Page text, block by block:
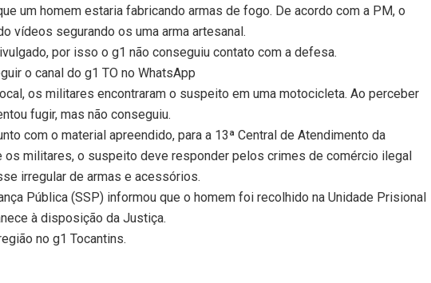
um homem estaria fabricando armas de fogo. De acordo com a PM, o
vídeos segurando os uma arma artesanal.
por isso o g1 não conseguiu contato com a defesa.
o canal do g1 TO no WhatsApp
os militares encontraram o suspeito em uma motocicleta. Ao perceber
fugir, mas não conseguiu.
com o material apreendido, para a 13ª Central de Atendimento da
os militares, o suspeito deve responder pelos crimes de comércio ilegal
irregular de armas e acessórios.
Pública (SSP) informou que o homem foi recolhido na Unidade Prisional
à disposição da Justiça.
no g1 Tocantins.